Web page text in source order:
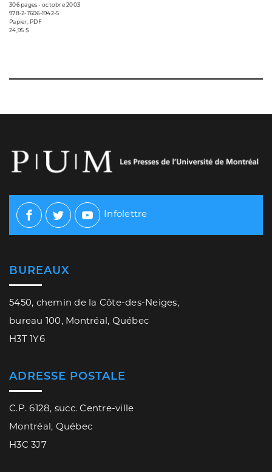
306 pages • octobre 2003
978-2-7606-1942-5
Papier, PDF
24,95 $
Facebook
TwitterYoutube
Infolettre
BUREAUX
5450, chemin de la Côte-des-Neiges,
bureau 100, Montréal, Québec
H3T 1Y6
ADRESSE POSTALE
C.P. 6128, succ. Centre-ville
Montréal, Québec
H3C 3J7